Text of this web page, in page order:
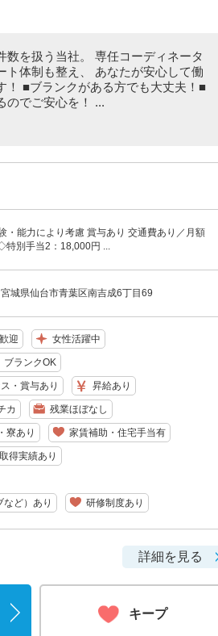
数を扱う当社。 専任コーディネータ
ト体制も整え、 あなたが安心して働
！ ■ブランクがある方でも大丈夫！■
のでご安心を！ ...
能力により考慮 賞与あり 交通費あり／月額
別手当2：18,000円 ...
城県仙台市青葉区南吉成6丁目69
迎 女性活躍中
ブランクOK
・賞与あり 昇給あり
カ 残業ほぼなし
寮あり 家賃補助・住宅手当有
得実績あり
ど）あり 研修制度あり
詳細を見る
キープ